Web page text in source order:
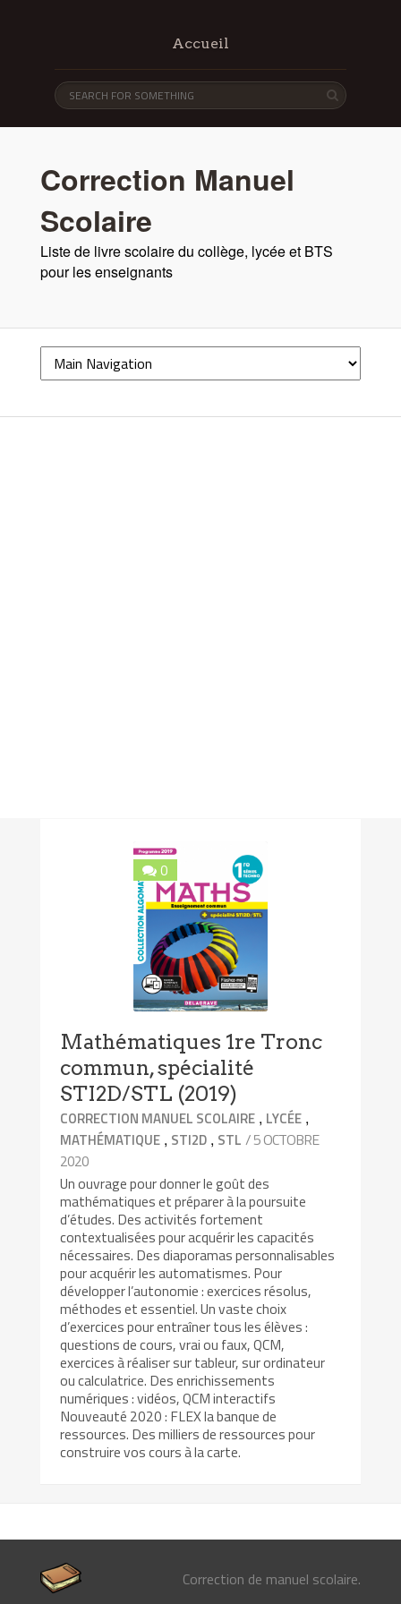
Accueil
Correction Manuel
Scolaire
Liste de livre scolaire du collège, lycée et BTS
pour les enseignants
0
Mathématiques 1re Tronc
commun, spécialité
STI2D/STL (2019)
CORRECTION MANUEL SCOLAIRE , LYCÉE ,
MATHÉMATIQUE , STI2D , STL / 5 OCTOBRE
2020
Un ouvrage pour donner le goût des
mathématiques et préparer à la poursuite
d’études. Des activités fortement
contextualisées pour acquérir les capacités
nécessaires. Des diaporamas personnalisables
pour acquérir les automatismes. Pour
développer l’autonomie : exercices résolus,
méthodes et essentiel. Un vaste choix
d’exercices pour entraîner tous les élèves :
questions de cours, vrai ou faux, QCM,
exercices à réaliser sur tableur, sur ordinateur
ou calculatrice. Des enrichissements
numériques : vidéos, QCM interactifs
Nouveauté 2020 : FLEX la banque de
ressources. Des milliers de ressources pour
construire vos cours à la carte.
Correction de manuel scolaire.